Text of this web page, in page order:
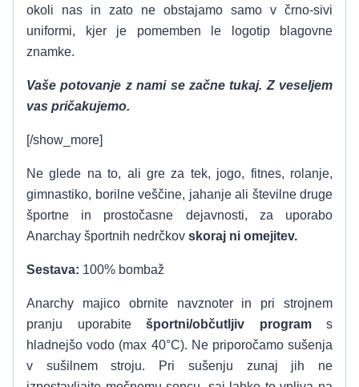
okoli nas in zato ne obstajamo samo v črno-sivi
uniformi, kjer je pomemben le logotip blagovne
znamke.
Vaše potovanje z nami se začne tukaj. Z veseljem
vas pričakujemo.
[/show_more]
Ne glede na to, ali gre za tek, jogo, fitnes, rolanje,
gimnastiko, borilne veščine, jahanje ali številne druge
športne in prostočasne dejavnosti, za uporabo
Anarchay športnih nedrčkov skoraj ni omejitev.
Sestava: 100% bombaž
Anarchy majico obrnite navznoter in pri strojnem
pranju uporabite športni/občutljiv programs
hladnejšo vodo (max 40°C). Ne priporočamo sušenja
v sušilnem stroju. Pri sušenju zunaj jih ne